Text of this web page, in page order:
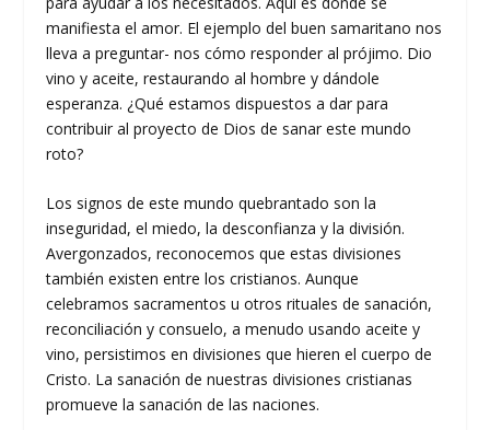
manifiesta el amor. El ejemplo del buen samaritano nos
lleva a preguntar- nos cómo responder al prójimo. Dio
vino y aceite, restaurando al hombre y dándole
esperanza. ¿Qué estamos dispuestos a dar para
contribuir al proyecto de Dios de sanar este mundo
roto?
Los signos de este mundo quebrantado son la
inseguridad, el miedo, la desconfianza y la división.
Avergonzados, reconocemos que estas divisiones
también existen entre los cristianos. Aunque
celebramos sacramentos u otros rituales de sanación,
reconciliación y consuelo, a menudo usando aceite y
vino, persistimos en divisiones que hieren el cuerpo de
Cristo. La sanación de nuestras divisiones cristianas
promueve la sanación de las naciones.